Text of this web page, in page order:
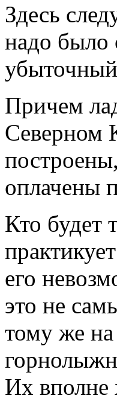
Здесь
надо было
Причем
Северном
оплачены
Кто будет
его
это не
тому же
Их вполне